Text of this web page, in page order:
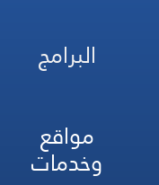
البرامج
مواقع
وخدمات